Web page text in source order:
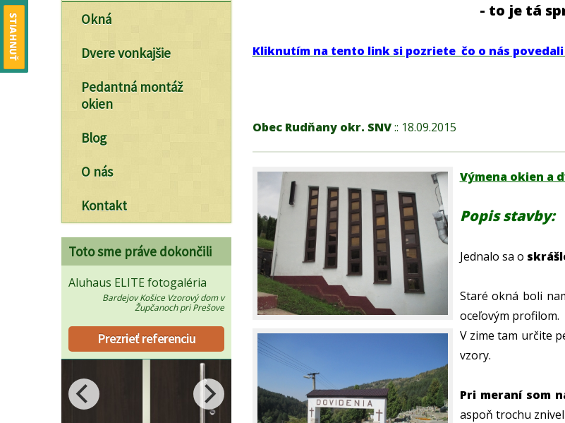
Okná
Dvere vonkajšie
Pedantná montáž
okien
Blog
O nás
Kontakt
Toto sme práve dokončili
Aluhaus ELITE fotogaléria
Bardejov Košice Vzorový dom v
Župčanoch pri Prešove
Prezrieť referenciu
- to je tá
Kliknutím na tento link si pozriete čo o nás
Obec Rudňany okr. SNV:: 18.09.2015
Výmena okien a
Popis stavby:
Jednalo sa o
Staré okná boli
oceľovým profilom.
V zime tam určite
vzory.
Pri meraní som
aspoň trochu